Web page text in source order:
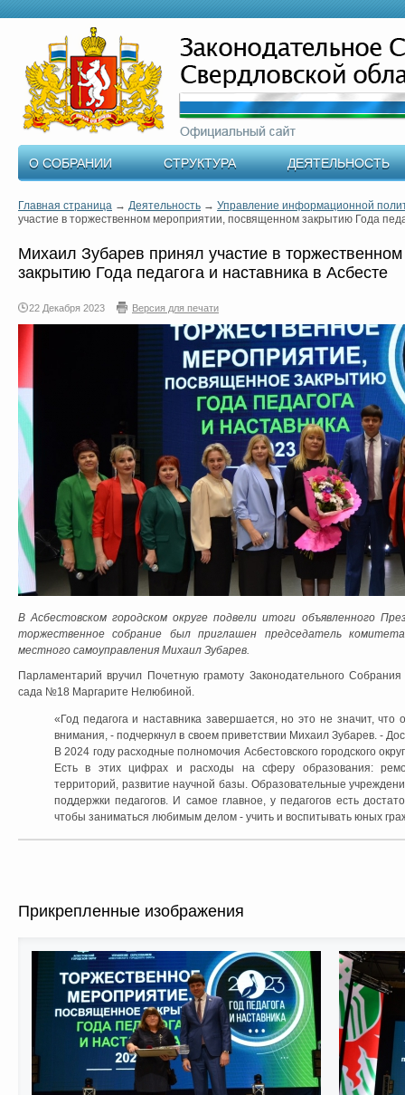
О СОБРАНИИ СТРУКТУРА ДЕЯТЕЛЬНОСТЬ
Главная страница → Деятельность → Управление информационной
участие в торжественном мероприятии, посвященном закрытию Года
Михаил Зубарев принял участие в
закрытию Года педагога и наставника в Асбесте
22 Декабря 2023 Версия для печати
В Асбестовском городском округе подвели итоги объявленного
торжественное собрание был приглашен председатель
местного самоуправления Михаил Зубарев.
Парламентарий вручил Почетную грамоту Законодательного
сада №18 Маргарите Нелюбиной.
«Год педагога и наставника завершается, но это не значит,
внимания, - подчеркнул в своем приветствии Михаил Зубарев. -
В 2024 году расходные полномочия Асбестовского городского
Есть в этих цифрах и расходы на сферу образования:
территорий, развитие научной базы. Образовательные
поддержки педагогов. И самое главное, у педагогов есть
чтобы заниматься любимым делом - учить и воспитывать юных
Прикрепленные изображения